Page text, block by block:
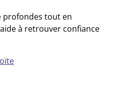
profondes tout en
à retrouver confiance